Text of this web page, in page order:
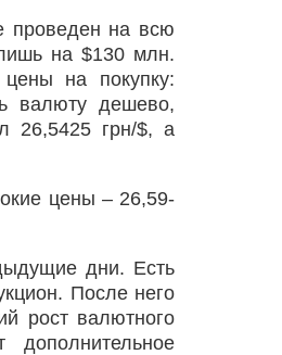
проведен на всю
на $130 млн.
на покупку:
валюту дешево,
26,5425 грн/$, а
цены – 26,59-
дни. Есть
После него
рост валютного